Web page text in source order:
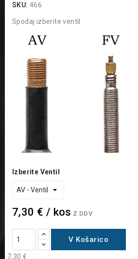
SKU: 466
Spodaj izberite ventil
Izberite Ventil
7,30 € / kos Z DDV
V Košarico
7,30 €